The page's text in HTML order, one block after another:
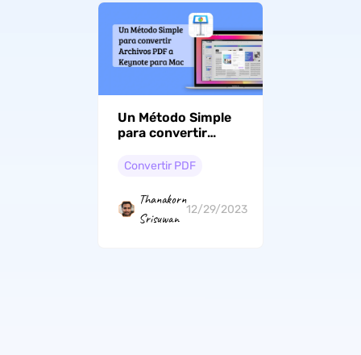
Un Método Simple
para convertir
Keynote para Mac
Convertir PDF
Thanakorn
Srisuwan
12/29/2023